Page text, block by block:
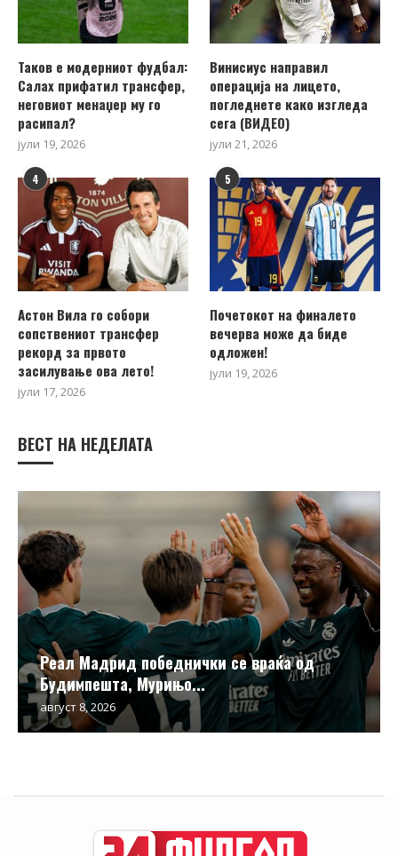
Таков е модерниот фудбал:
Салах прифатил трансфер,
неговиот менаџер му го
расипал?
јули 19, 2026
Винисиус направил
операција на лицето,
погледнете како изгледа
сега (ВИДЕО)
јули 21, 2026
4
Астон Вила го собори
сопствениот трансфер
рекорд за првото
засилување ова лето!
јули 17, 2026
5
Почетокот на финалето
вечерва може да биде
одложен!
јули 19, 2026
ВЕСТ НА НЕДЕЛАТА
Реал Мадрид победнички се враќа од
Будимпешта, Мурињо...
август 8, 2026